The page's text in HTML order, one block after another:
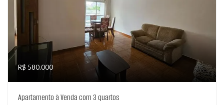
R$ 580.000
Apartamento à Venda com 3 quartos